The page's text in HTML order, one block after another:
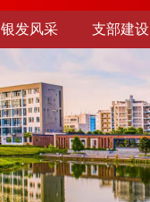
银发风采 支部建设